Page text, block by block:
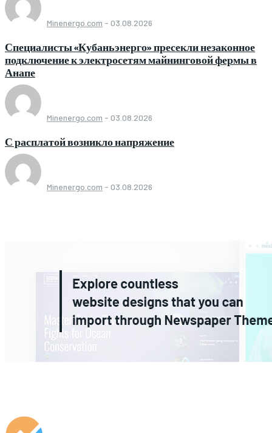
Minenergo.com - 03.08.2026
Специалисты «Кубаньэнерго» пресекли незаконное
подключение к электросетям майнинговой фермы в
Анапе
Minenergo.com - 03.08.2026
С расплатой возникло напряжение
Minenergo.com - 03.08.2026